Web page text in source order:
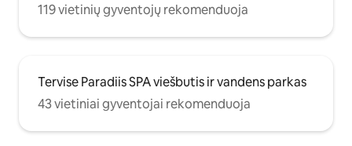
119 vietinių gyventojų rekomenduoja
Tervise Paradiis SPA viešbutis ir vandens parkas
43 vietiniai gyventojai rekomenduoja